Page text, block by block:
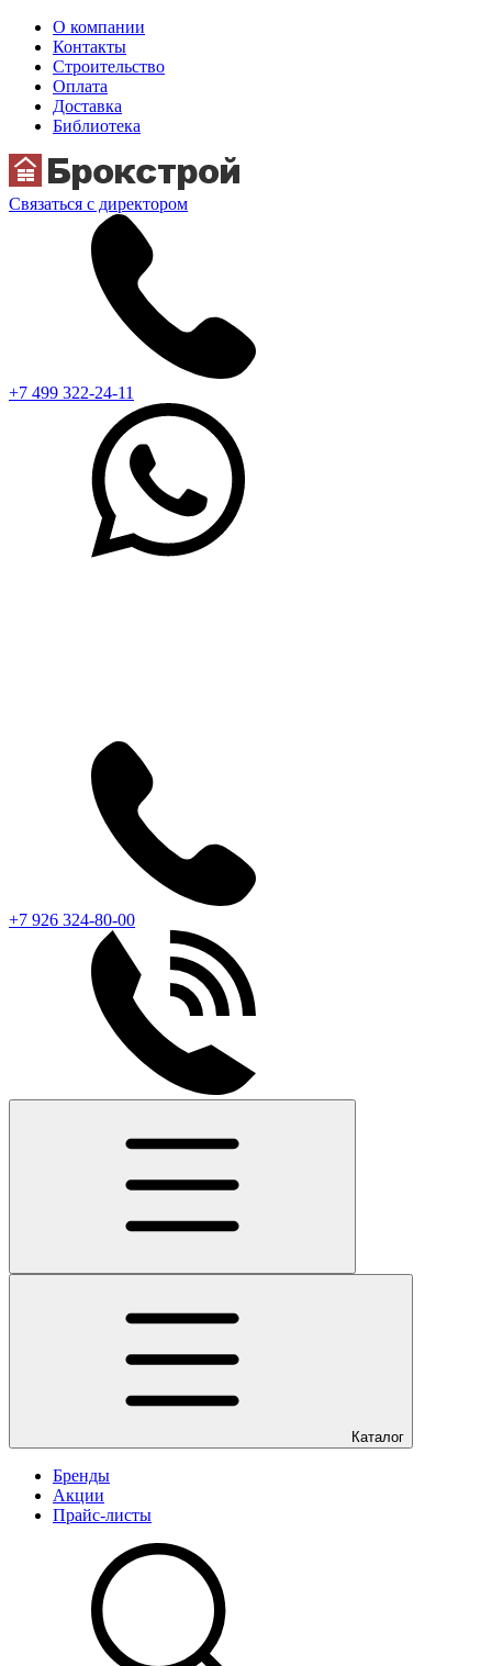
О компании
Контакты
Строительство
Оплата
Доставка
Библиотека
Связаться с директором
+7 499 322-24-11
+7 926 324-80-00
Каталог
Бренды
Акции
Прайс-листы